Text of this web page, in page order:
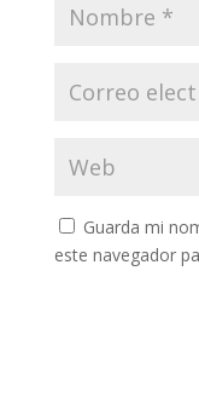
Guarda mi
este navegador